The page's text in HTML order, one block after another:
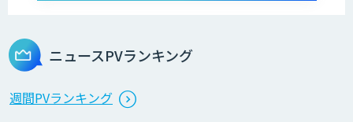
Microcosm×AIエンジニアでオンプレミ
スのAI導入支援サービス
ニュースPVランキング
週間PVランキング